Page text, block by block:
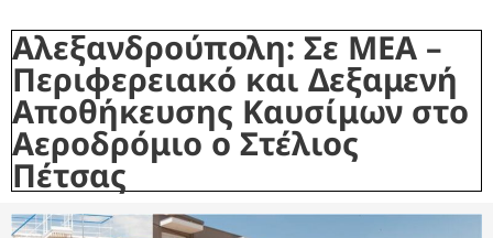
Αλεξανδρούπολη: Σε ΜΕΑ –
Περιφερειακό και Δεξαμενή
Αποθήκευσης Καυσίμων στο
Αεροδρόμιο ο Στέλιος
Πέτσας